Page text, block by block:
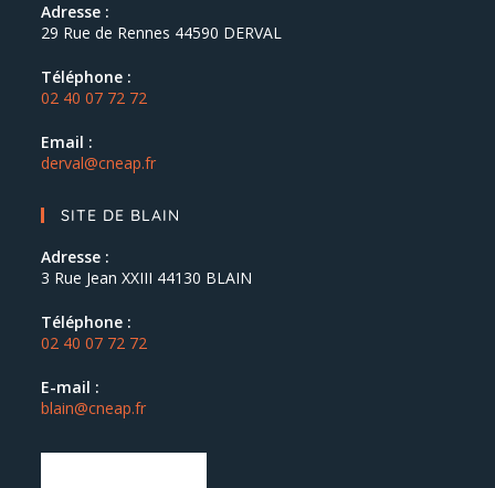
Adresse :
29 Rue de Rennes 44590 DERVAL
Téléphone :
02 40 07 72 72
Email :
derval@cneap.fr
SITE DE BLAIN
Adresse :
3 Rue Jean XXIII 44130 BLAIN
Téléphone :
02 40 07 72 72
E-mail :
blain@cneap.fr